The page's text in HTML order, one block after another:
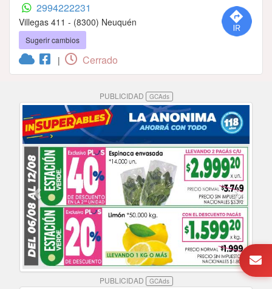
2994222231
Villegas 411 - (8300) Neuquén
Sugerir cambios
| Cerrado
PUBLICIDAD GCAds
PUBLICIDAD GCAds